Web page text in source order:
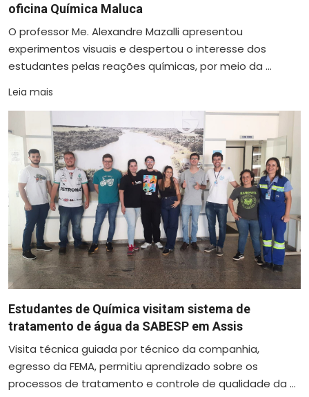
oficina Química Maluca
O professor Me. Alexandre Mazalli apresentou
experimentos visuais e despertou o interesse dos
estudantes pelas reações químicas, por meio da ...
Leia mais
Estudantes de Química visitam sistema de
tratamento de água da SABESP em Assis
Visita técnica guiada por técnico da companhia,
egresso da FEMA, permitiu aprendizado sobre os
processos de tratamento e controle de qualidade da ...